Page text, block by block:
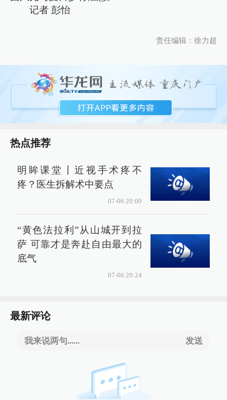
记者 彭怡
责任编辑：徐力超
热点推荐
明眸课堂丨近视手术疼不
疼？医生拆解术中要点
07-06 20:00
“黄色法拉利”从山城开到拉
萨 可靠才是奔赴自由最大的
底气
07-06 20:24
最新评论
我来说两句...... 发送